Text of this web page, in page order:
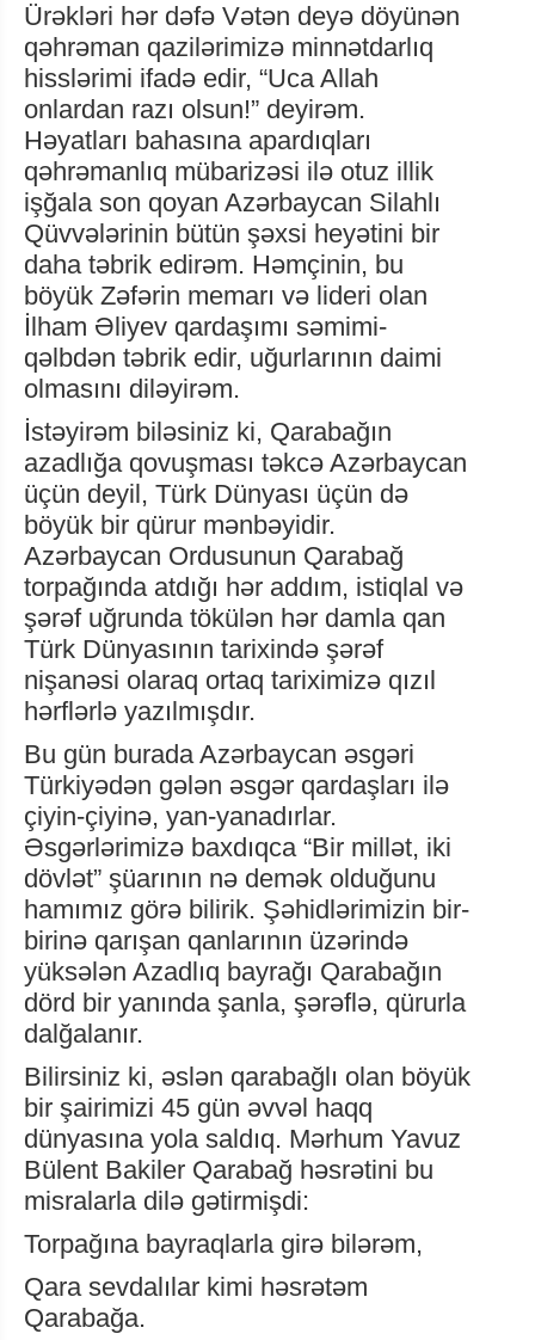
Ürəkləri hər dəfə Vətən deyə döyünən
qəhrəman qazilərimizə minnətdarlıq
hisslərimi ifadə edir, “Uca Allah
onlardan razı olsun!” deyirəm.
Həyatları bahasına apardıqları
qəhrəmanlıq mübarizəsi ilə otuz illik
işğala son qoyan Azərbaycan Silahlı
Qüvvələrinin bütün şəxsi heyətini bir
daha təbrik edirəm. Həmçinin, bu
böyük Zəfərin memarı və lideri olan
İlham Əliyev qardaşımı səmimi-
qəlbdən təbrik edir, uğurlarının daimi
olmasını diləyirəm.
İstəyirəm biləsiniz ki, Qarabağın
azadlığa qovuşması təkcə Azərbaycan
üçün deyil, Türk Dünyası üçün də
böyük bir qürur mənbəyidir.
Azərbaycan Ordusunun Qarabağ
torpağında atdığı hər addım, istiqlal və
şərəf uğrunda tökülən hər damla qan
Türk Dünyasının tarixində şərəf
nişanəsi olaraq ortaq tariximizə qızıl
hərflərlə yazılmışdır.
Bu gün burada Azərbaycan əsgəri
Türkiyədən gələn əsgər qardaşları ilə
çiyin-çiyinə, yan-yanadırlar.
Əsgərlərimizə baxdıqca “Bir millət, iki
dövlət” şüarının nə demək olduğunu
hamımız görə bilirik. Şəhidlərimizin bir-
birinə qarışan qanlarının üzərində
yüksələn Azadlıq bayrağı Qarabağın
dörd bir yanında şanla, şərəflə, qürurla
dalğalanır.
Bilirsiniz ki, əslən qarabağlı olan böyük
bir şairimizi 45 gün əvvəl haqq
dünyasına yola saldıq. Mərhum Yavuz
Bülent Bakiler Qarabağ həsrətini bu
misralarla dilə gətirmişdi:
Torpağına bayraqlarla girə bilərəm,
Qara sevdalılar kimi həsrətəm
Qarabağa.